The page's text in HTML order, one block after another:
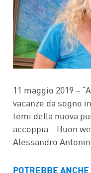
11 maggio 2019 –
vacanze da sogno
temi della nuova
accoppia – Buon
Alessandro
POTREBBE